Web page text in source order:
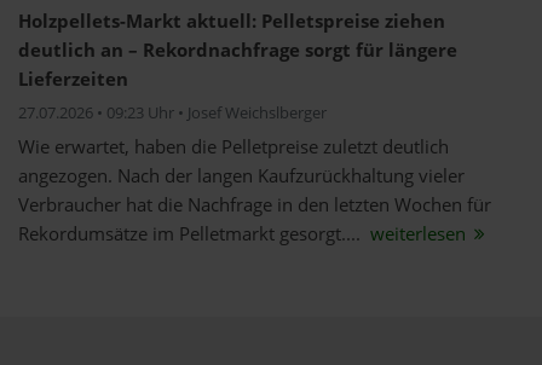
Holzpellets-Markt aktuell: Pelletspreise ziehen
deutlich an – Rekordnachfrage sorgt für längere
Lieferzeiten
27.07.2026 • 09:23 Uhr • Josef Weichslberger
Wie erwartet, haben die Pelletpreise zuletzt deutlich
angezogen. Nach der langen Kaufzurückhaltung vieler
Verbraucher hat die Nachfrage in den letzten Wochen für
Rekordumsätze im Pelletmarkt gesorgt.... weiterlesen